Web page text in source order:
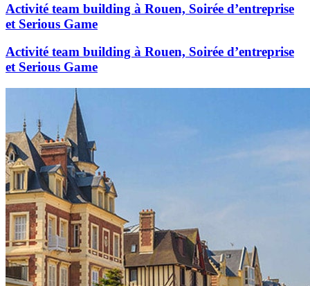
Activité team building à Rouen, Soirée d’entreprise
et Serious Game
Activité team building à Rouen, Soirée d’entreprise
et Serious Game